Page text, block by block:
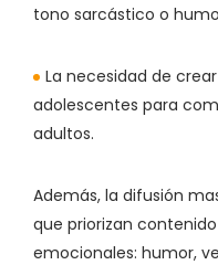
tono sarcástico o
La necesidad de
adolescentes para
adultos.
Además, la difusión
que priorizan
emocionales: humor,